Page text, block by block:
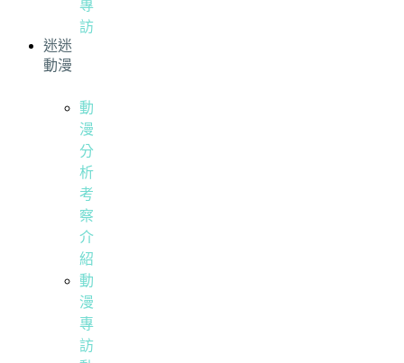
專
訪
迷迷
動漫
動
漫
分
析
考
察
介
紹
動
漫
專
訪